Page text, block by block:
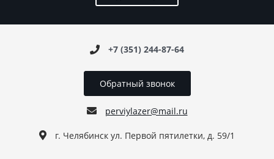
+7 (351) 244-87-64
Обратный звонок
perviylazer@mail.ru
г. Челябинск ул. Первой пятилетки, д. 59/1